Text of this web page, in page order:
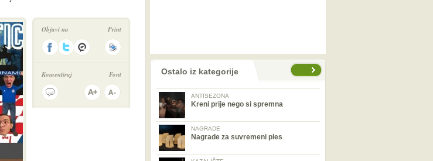
Objavi na Print
Komentiraj Font Ostalo iz kategorije
ANTISEZONA
Kreni prije nego si spremna
NAGRADE
Nagrade za suvremeni ples